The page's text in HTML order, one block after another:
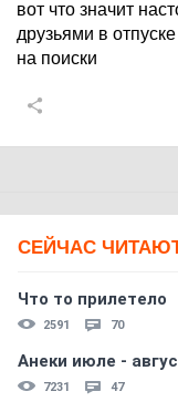
вот что значит
друзьями в
на поиски
СЕЙЧАС
Что то прилетело
2591 70
Анеки июле -
7231 47